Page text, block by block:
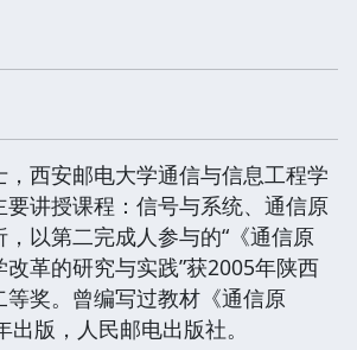
，西安邮电大学通信与信息工程学
要讲授课程：信号与系统、通信原
以第二完成人参与的“《通信原
革的研究与实践”获2005年陕西
等奖。曾编写过教材《通信原
出版，人民邮电出版社。